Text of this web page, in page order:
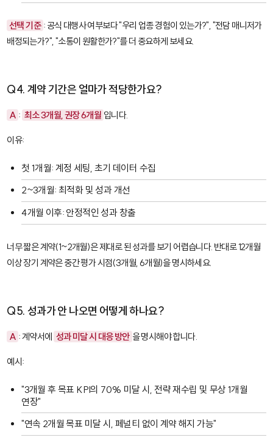
선택 기준 : 공식 대행사 여부보다 "우리 업종 경험이 있는가?", "전담 매니저가
배정되는가?", "소통이 원활한가?"를 더 중요하게 보세요.
Q4. 계약 기간은 얼마가 적당한가요?
A : 최소 3개월, 권장 6개월 입니다.
이유:
첫 1개월: 계정 세팅, 초기 데이터 수집
2~3개월: 최적화 및 성과 개선
4개월 이후: 안정적인 성과 창출
너무 짧은 계약(1~2개월)은 제대로 된 성과를 보기 어렵습니다. 반대로 12개월
이상 장기 계약은 중간 평가 시점(3개월, 6개월)을 명시하세요.
Q5. 성과가 안 나오면 어떻게 하나요?
A : 계약서에 성과 미달 시 대응 방안 을 명시해야 합니다.
예시:
"3개월 후 목표 KPI의 70% 미달 시, 전략 재수립 및 무상 1개월
연장"
"연속 2개월 목표 미달 시, 페널티 없이 계약 해지 가능"